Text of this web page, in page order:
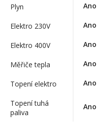
Plyn Ano
Elektro 230V Ano
Elektro 400V Ano
Měřiče tepla Ano
Topení elektro Ano
Topení tuhá
paliva
Ano